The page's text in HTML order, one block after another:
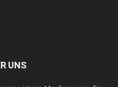
UNS